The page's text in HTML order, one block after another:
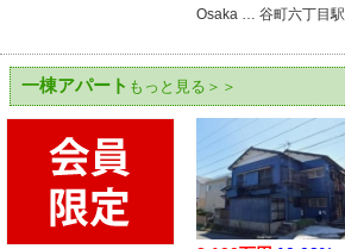
Osaka … 谷町六丁目駅
一棟アパート もっと見る＞＞